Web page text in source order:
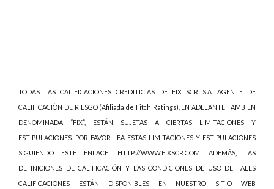
TODAS LAS CALIFICACIONES CREDITICIAS DE FIX SCR S.A. AGENTE DE
CALIFICACIÒN DE RIESGO (Afiliada de Fitch Ratings), EN ADELANTE TAMBIEN
DENOMINADA “FIX”, ESTÁN SUJETAS A CIERTAS LIMITACIONES Y
ESTIPULACIONES. POR FAVOR LEA ESTAS LIMITACIONES Y ESTIPULACIONES
SIGUIENDO ESTE ENLACE: HTTP://WWW.FIXSCR.COM. ADEMÁS, LAS
DEFINICIONES DE CALIFICACIÓN Y LAS CONDICIONES DE USO DE TALES
CALIFICACIONES ESTÁN DISPONIBLES EN NUESTRO SITIO WEB